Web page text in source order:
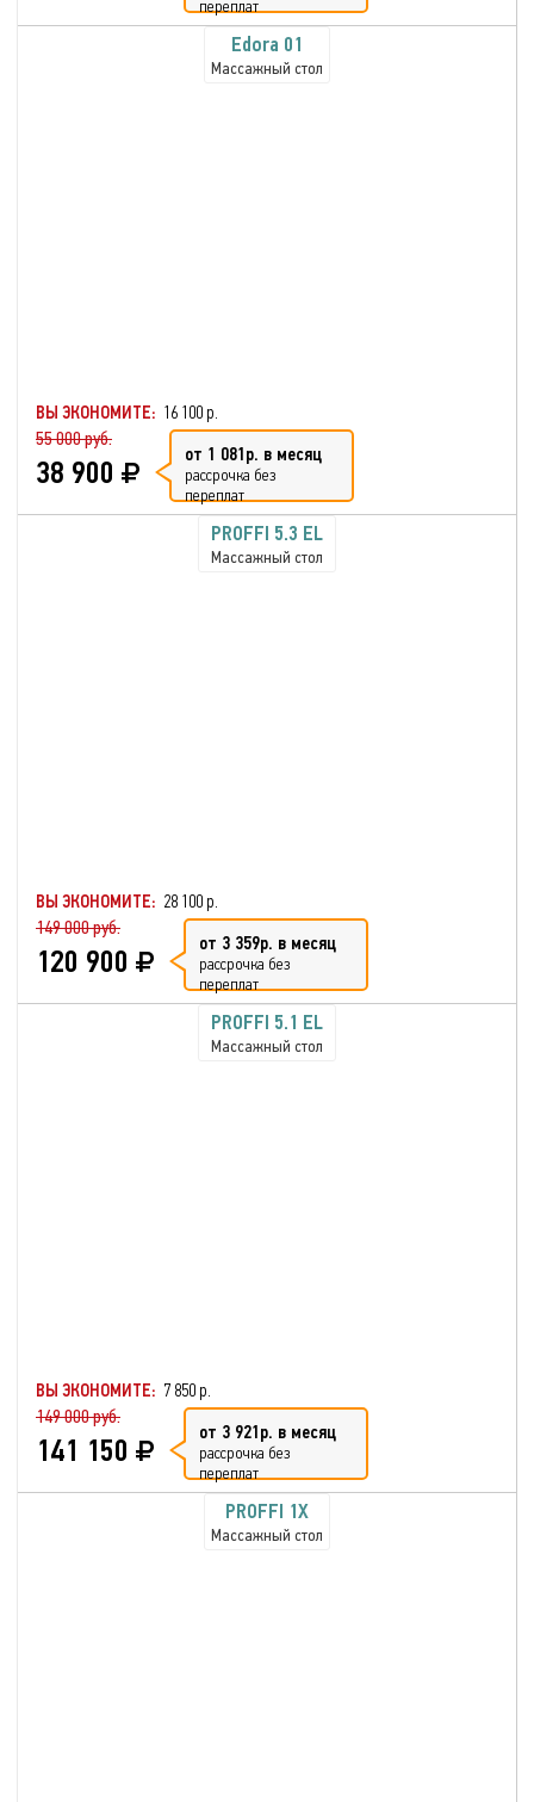
переплат
Edora 01
Массажный стол
ВЫ ЭКОНОМИТЕ: 16 100 р.
55 000 руб.
38 900 от 1 081р. в месяц
рассрочка без
переплат
PROFFI 5.3 EL
Массажный стол
ВЫ ЭКОНОМИТЕ: 28 100 р.
149 000 руб.
120 900 от 3 359р. в месяц
рассрочка без
переплат
PROFFI 5.1 EL
Массажный стол
ВЫ ЭКОНОМИТЕ: 7 850 р.
149 000 руб.
141 150 от 3 921р. в месяц
рассрочка без
переплат
PROFFI 1X
Массажный стол